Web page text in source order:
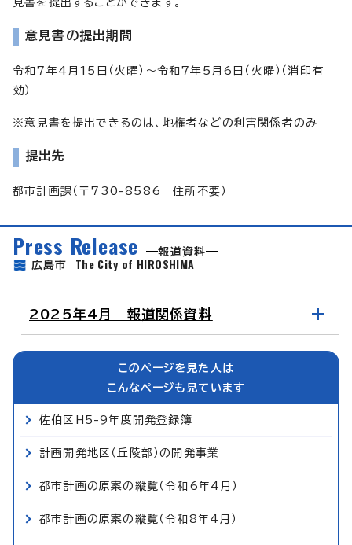
意見書の提出期間
令和7年4月15日（火曜）～令和7年5月6日（火曜）（消印有
効）
※意見書を提出できるのは、地権者などの利害関係者のみ
提出先
都市計画課（〒730-8586 住所不要）
Press Release
報道資料
広島市 The City of HIROSHIMA
2025年4月 報道関係資料
このページを見た人は
こんなページも見ています
佐伯区H5-9年度開発登録簿
計画開発地区（丘陵部）の開発事業
都市計画の原案の縦覧（令和6年4月）
都市計画の原案の縦覧（令和8年4月）